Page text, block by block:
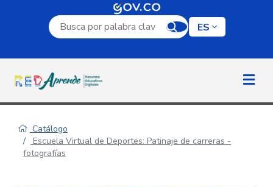
Campo de búsqueda por palabra clave
ES
Catálogo
Escuela Virtual de Deportes: Patinaje de carreras -
fotografías